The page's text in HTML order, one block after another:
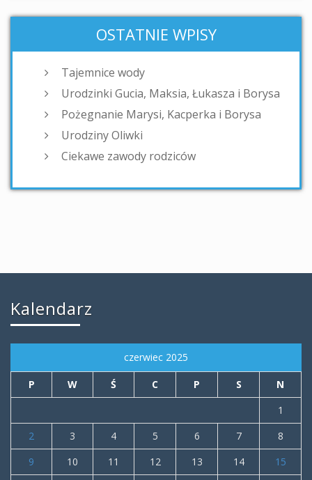
OSTATNIE WPISY
Tajemnice wody
Urodzinki Gucia, Maksia, Łukasza i Borysa
Pożegnanie Marysi, Kacperka i Borysa
Urodziny Oliwki
Ciekawe zawody rodziców
Kalendarz
czerwiec 2025
P W Ś C P S
N
1
2
3 4 5 6 7
8
9
10 11 12 13 14
15